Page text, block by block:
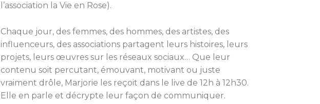
l’association la Vie en Rose).
Chaque jour, des femmes, des hommes, des artistes, des
influenceurs, des associations partagent leurs histoires, leurs
projets, leurs œuvres sur les réseaux sociaux… Que leur
contenu soit percutant, émouvant, motivant ou juste
vraiment drôle, Marjorie les reçoit dans le live de 12h à 12h30.
Elle en parle et décrypte leur façon de communiquer.